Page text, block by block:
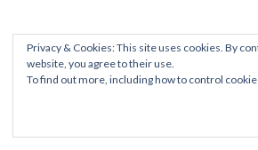
Privacy & Cookies: This site uses cookies. By
website, you agree to their use.
To find out more, including how to control